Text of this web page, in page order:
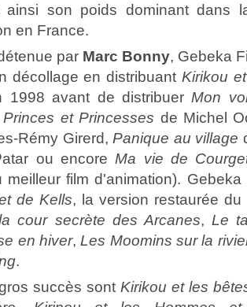
ainsi son poids dominant dans
en France.
par Marc Bonny, Gebeka
décollage en distribuant Kirikou
1998 avant de distribuerMon
Princes et Princesses de Michel
Rémy Girerd,Panique au village
ou encoreMa vie de
meilleur film d'animation).
de Kells, la version restaurée du
cour secrète des Arcanes,Le
en hiver,Les Moomins sur la
.
succès sont Kirikou et les